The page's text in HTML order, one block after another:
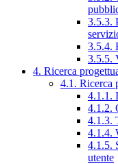
3.5.3.
3.5.4.
3.5.5.
4. Ricerca
4.1. Ricerca
4.1.1.
4.1.2.
4.1.3.
4.1.4.
4.1.5.
utente